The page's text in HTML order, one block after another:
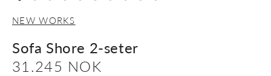
NEW WORKS
Sofa Shore 2-seter
Vanlig
31.245 NOK